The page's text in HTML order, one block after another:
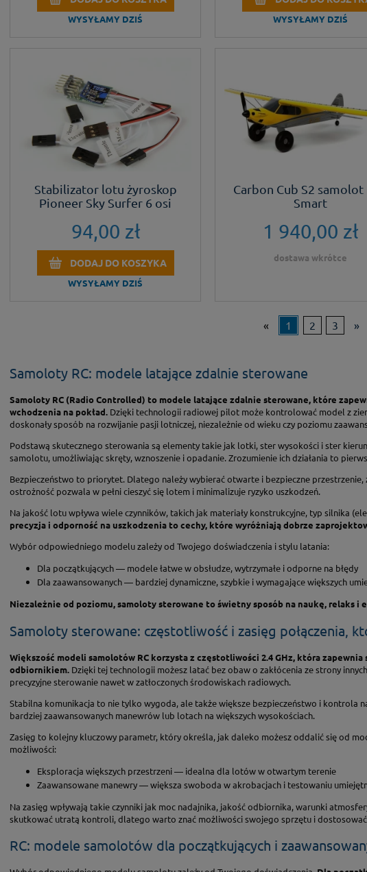
WYSYŁAMY DZIŚ WYSYŁAMY DZIŚ
Stabilizator lotu żyroskop
Pioneer Sky Surfer 6 osi
94,00 zł
DODAJ DO KOSZYKA
WYSYŁAMY DZIŚ
Carbon Cub S2 samolot
Smart
1 940,00 zł
dostawa wkrótce
« 1 2 3 »
Samoloty RC: modele latające zdalnie sterowane
Samoloty RC (Radio Controlled) to modele latające zdalnie sterowane, które
wchodzenia na pokład. Dzięki technologii radiowej pilot może kontrolować model z
doskonały sposób na rozwijanie pasji lotniczej, niezależnie od wieku czy poziomu
Podstawą skutecznego sterowania są elementy takie jak lotki, ster wysokości i ster
samolotu, umożliwiając skręty, wznoszenie i opadanie. Zrozumienie ich działania to
Bezpieczeństwo to priorytet. Dlatego należy wybierać otwarte i bezpieczne przestrzenie,
ostrożność pozwala w pełni cieszyć się lotem i minimalizuje ryzyko uszkodzeń.
Na jakość lotu wpływa wiele czynników, takich jak materiały konstrukcyjne, typ silnika
precyzja i odporność na uszkodzenia to cechy, które wyróżniają dobrze
Wybór odpowiedniego modelu zależy od Twojego doświadczenia i stylu latania:
Dla początkujących — modele łatwe w obsłudze, wytrzymałe i odporne na błędy
Dla zaawansowanych — bardziej dynamiczne, szybkie i wymagające większych
Niezależnie od poziomu, samoloty sterowane to świetny sposób na naukę, relaks i
Samoloty sterowane: częstotliwość i zasięg połączenia,
Większość modeli samolotów RC korzysta z częstotliwości 2.4 GHz, która
odbiornikiem. Dzięki tej technologii możesz latać bez obaw o zakłócenia ze strony
precyzyjne sterowanie nawet w zatłoczonych środowiskach radiowych.
Stabilna komunikacja to nie tylko wygoda, ale także większe bezpieczeństwo i kontrola
bardziej zaawansowanych manewrów lub lotach na większych wysokościach.
Zasięg to kolejny kluczowy parametr, który określa, jak daleko możesz oddalić się od
możliwości:
Eksploracja większych przestrzeni — idealna dla lotów w otwartym terenie
Zaawansowane manewry — większa swoboda w akrobacjach i testowaniu
Na zasięg wpływają takie czynniki jak moc nadajnika, jakość odbiornika, warunki
skutkować utratą kontroli, dlatego warto znać możliwości swojego sprzętu i
RC: modele samolotów dla początkujących i